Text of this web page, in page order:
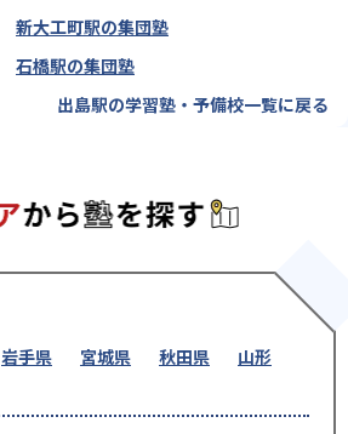
新大工町駅の集団塾
石橋駅の集団塾
出島駅の学習塾・予備校一覧に戻る
岩手県 宮城県 秋田県
山形